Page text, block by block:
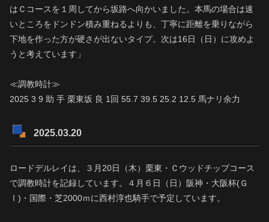
はＣコースを１周してから坂路へ向かいました。本馬の場合は速
いところをドンドン積み重ねるよりも、丁寧に距離を乗りながら
下地を作った方が硬さが出ないタイプ。次は16日（日）に攻めよ
うと考えています」
≪調教時計≫
2025 3 9 助 手 栗東坂 良 1回 55.7 39.5 25.2 12.5 馬ナリ余力
2025.03.20
ロードデルレイは、３月20日（木）栗東・Ｃウッドチップコース
で調教時計を記録しています。４月６日（日）阪神・大阪杯(Ｇ
Ⅰ)・国際・芝2000ｍに西村淳也騎手で予定しています。